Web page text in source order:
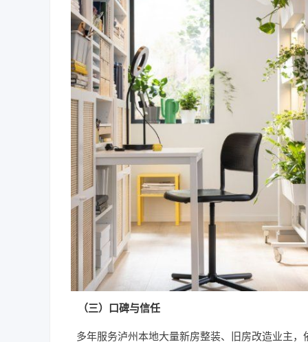
（三）口碑与信任
多年服务泸州本地大量新房整装、旧房改造业主